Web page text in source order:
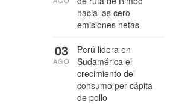
hacia las cero
emisiones netas
Perú lidera en
Sudamérica el
crecimiento del
consumo per cápita
de pollo
03
AGO